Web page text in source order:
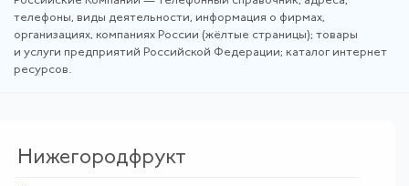
телефоны, виды деятельности, информация о фирмах,
организациях, компаниях России (жёлтые страницы); товары
и услуги предприятий Российской Федерации; каталог интернет
ресурсов.
Нижегородфрукт